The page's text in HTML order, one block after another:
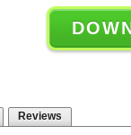
Reviews